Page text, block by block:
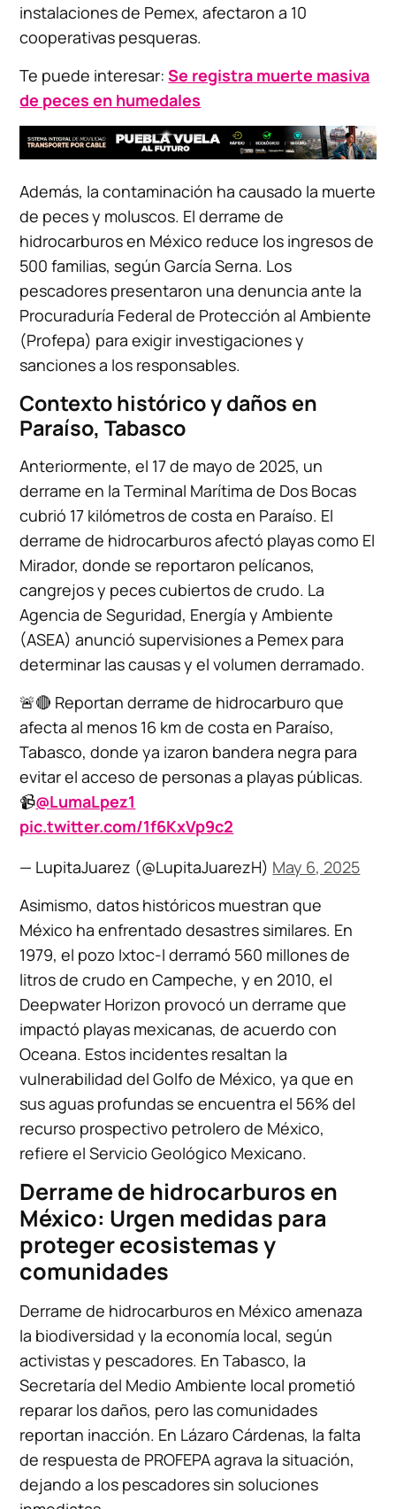
instalaciones de Pemex, afectaron a 10
cooperativas pesqueras.
Te puede interesar:Se registra muerte masiva
de peces en humedales
Además, la contaminación ha causado la muerte
de peces y moluscos. El derrame de
hidrocarburos en México reduce los ingresos de
500 familias, según García Serna. Los
pescadores presentaron una denuncia ante la
Procuraduría Federal de Protección al Ambiente
(Profepa) para exigir investigaciones y
sanciones a los responsables.
Contexto histórico y daños en
Paraíso, Tabasco
Anteriormente, el 17 de mayo de 2025, un
derrame en la Terminal Marítima de Dos Bocas
cubrió 17 kilómetros de costa en Paraíso. El
derrame de hidrocarburos afectó playas como El
Mirador, donde se reportaron pelícanos,
cangrejos y peces cubiertos de crudo. La
Agencia de Seguridad, Energía y Ambiente
(ASEA) anunció supervisiones a Pemex para
determinar las causas y el volumen derramado.
🚨🔴 Reportan derrame de hidrocarburo que
afecta al menos 16 km de costa en Paraíso,
Tabasco, donde ya izaron bandera negra para
evitar el acceso de personas a playas públicas.
📹@LumaLpez1
pic.twitter.com/1f6KxVp9c2
— LupitaJuarez (@LupitaJuarezH) May 6, 2025
Asimismo, datos históricos muestran que
México ha enfrentado desastres similares. En
1979, el pozo Ixtoc-I derramó 560 millones de
litros de crudo en Campeche, y en 2010, el
Deepwater Horizon provocó un derrame que
impactó playas mexicanas, de acuerdo con
Oceana. Estos incidentes resaltan la
vulnerabilidad del Golfo de México, ya que en
sus aguas profundas se encuentra el 56% del
recurso prospectivo petrolero de México,
refiere el Servicio Geológico Mexicano.
Derrame de hidrocarburos en
México: Urgen medidas para
proteger ecosistemas y
comunidades
Derrame de hidrocarburos en México amenaza
la biodiversidad y la economía local, según
activistas y pescadores. En Tabasco, la
Secretaría del Medio Ambiente local prometió
reparar los daños, pero las comunidades
reportan inacción. En Lázaro Cárdenas, la falta
de respuesta de PROFEPA agrava la situación,
dejando a los pescadores sin soluciones